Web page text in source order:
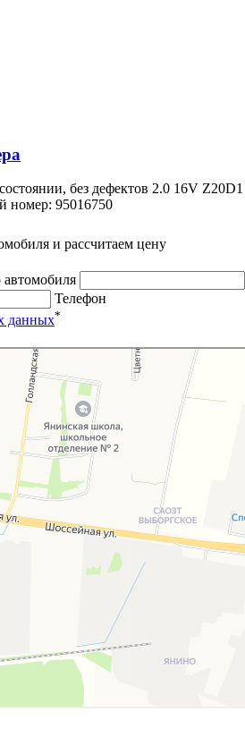
без дефектов 2.0 16V
номер: 95016750
и рассчитаем цену
Телефон
данных*